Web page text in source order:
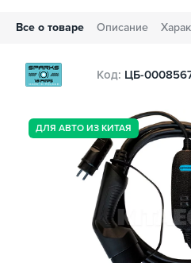
Все о товаре Описание
Код: ЦБ-
ДЛЯ АВТО ИЗ КИТАЯ